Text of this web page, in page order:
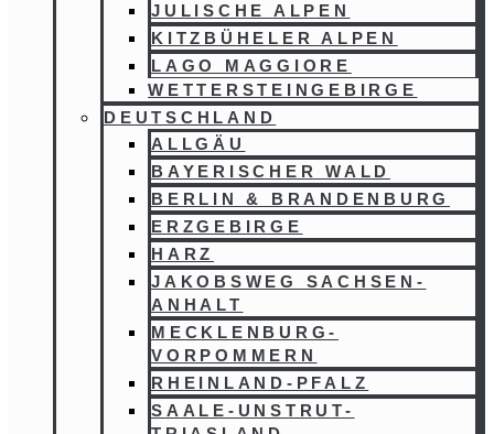
JULISCHE ALPEN
KITZBÜHELER ALPEN
LAGO MAGGIORE
WETTERSTEINGEBIRGE
DEUTSCHLAND
ALLGÄU
BAYERISCHER WALD
BERLIN & BRANDENBURG
ERZGEBIRGE
HARZ
JAKOBSWEG SACHSEN-
ANHALT
MECKLENBURG-
VORPOMMERN
RHEINLAND-PFALZ
SAALE-UNSTRUT-